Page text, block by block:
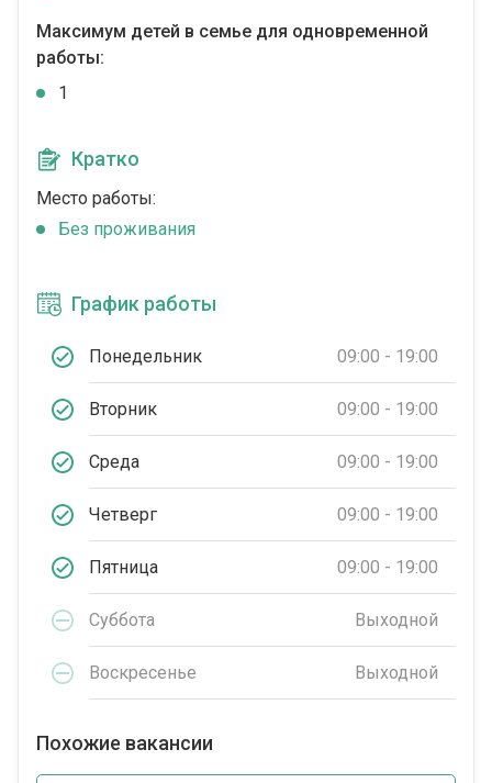
Максимум детей в семье для одновременной
работы:
1
Кратко
Место работы:
Без проживания
График работы
Понедельник 09:00 - 19:00
Вторник 09:00 - 19:00
Среда 09:00 - 19:00
Четверг 09:00 - 19:00
Пятница 09:00 - 19:00
Суббота Выходной
Воскресенье Выходной
Похожие вакансии